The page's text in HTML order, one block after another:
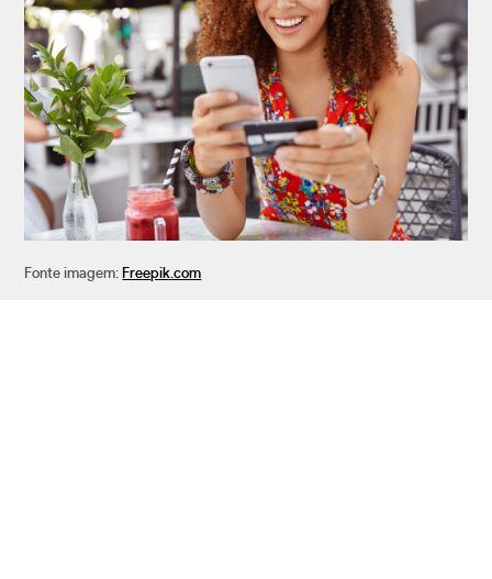
Fonte imagem: Freepik.com